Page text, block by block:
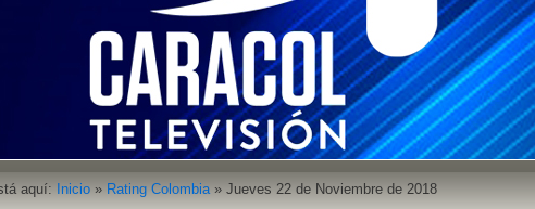
aquí: Inicio » Rating Colombia» Jueves 22 de Noviembre de 2018